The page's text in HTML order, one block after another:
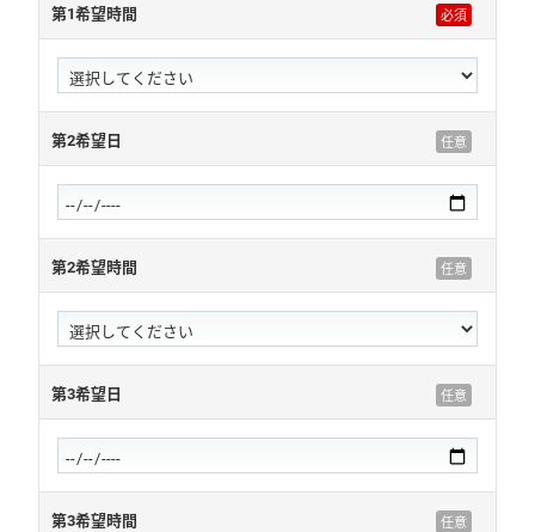
第1希望時間
第2希望日
第2希望時間
第3希望日
第3希望時間